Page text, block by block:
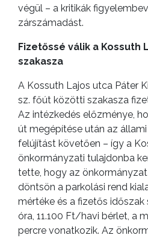
végül – a kritikák
zárszámadást.
Fizetőssé válik a Kossuth
szakasza
A Kossuth Lajos utca Páter
sz. főút közötti szakasza
Az intézkedés előzménye,
út megépítése után az
felújítást követően – így a
önkormányzati tulajdonba
tette, hogy az
döntsön a parkolási rend
mértéke és a fizetős
óra, 11.100 Ft/havi bérlet, a
percre vonatkozik. Az